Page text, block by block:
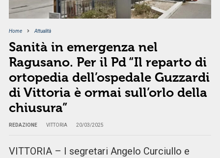
Home Attualità
Sanità in emergenza nel
Ragusano. Per il Pd “Il reparto di
ortopedia dell’ospedale Guzzardi
di Vittoria è ormai sull’orlo della
chiusura”
REDAZIONE VITTORIA 20/03/2025
VITTORIA – I segretari Angelo Curciullo e